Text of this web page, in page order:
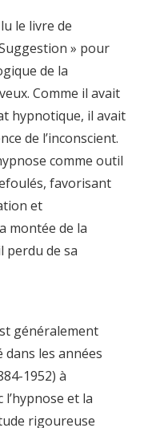
le livre de
» pour
de la
Comme il avait
hypnotique, il avait
de l’inconscient.
comme outil
favorisant
et
montée de la
perdu de sa
généralement
les années
1952) à
l’hypnose et la
rigoureuse